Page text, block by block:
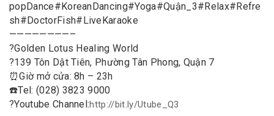
popDance#KoreanDancing#Yoga#Quận_3#Relax#Refre
sh#DoctorFish#LiveKaraoke
————————–
?Golden Lotus Healing World
?139 Tôn Dật Tiên, Phường Tân Phong, Quận 7
⏰Giờ mở cửa: 8h – 23h
☎️Tel: (028) 3823 9000
?Youtube Channel:http://bit.ly/Utube_Q3